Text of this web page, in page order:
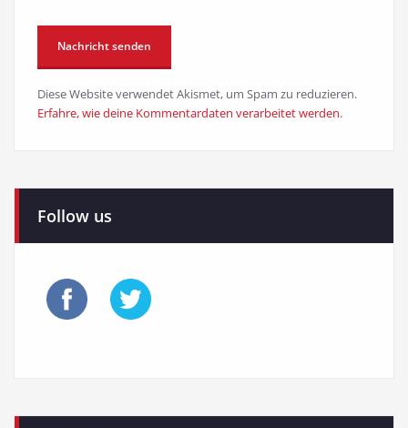
Diese Website verwendet Akismet, um Spam zu reduzieren.
Erfahre, wie deine Kommentardaten verarbeitet werden.
Follow us